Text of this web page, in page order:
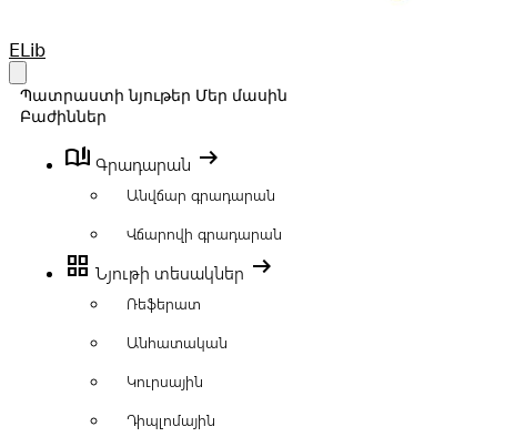
Your Company
ELib
Պատրաստի նյութեր Մեր մասին
Բաժիններ
book_ribbon Գրադարան arrow_right_alt
Անվճար գրադարան
Վճարովի գրադարան
grid_view Նյութի տեսակներ arrow_right_alt
Ռեֆերատ
Անհատական
Կուրսային
Դիպլոմային